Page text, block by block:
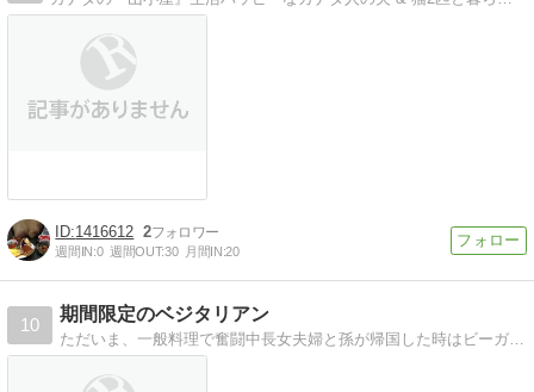
1416612 2
週間IN:0 週間OUT:30 月間IN:20
10
期間限定のベジタリアン
ただいま、一般料理で奮闘中長女夫婦と孫が帰国した時はビーガン料理に挑戦します